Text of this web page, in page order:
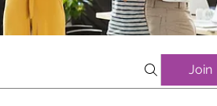
Join